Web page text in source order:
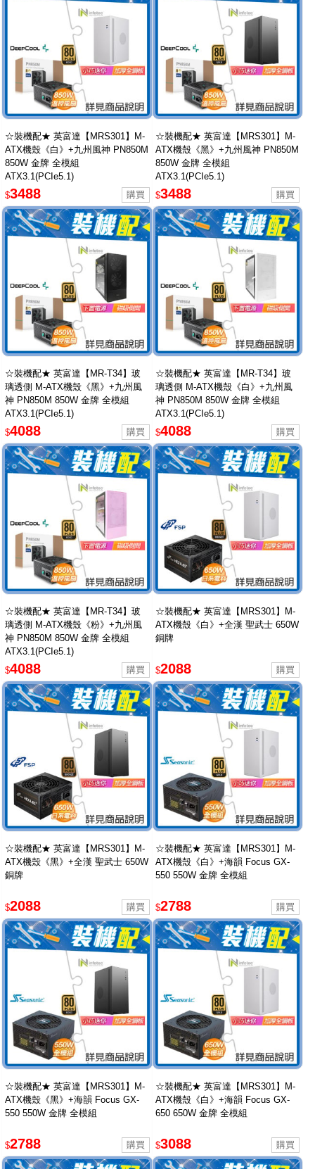
☆裝機配★ 英富達【MRS301】M-
ATX機殼《白》+九州風神 PN850M
850W 金牌 全模組
ATX3.1(PCIe5.1)
$3488
☆裝機配★ 英富達【MRS301】M-
ATX機殼《黑》+九州風神 PN850M
850W 金牌 全模組
ATX3.1(PCIe5.1)
$3488
☆裝機配★ 英富達【MR-T34】玻
璃透側 M-ATX機殼《黑》+九州風
神 PN850M 850W 金牌 全模組
ATX3.1(PCIe5.1)
$4088
☆裝機配★ 英富達【MR-T34】玻
璃透側 M-ATX機殼《白》+九州風
神 PN850M 850W 金牌 全模組
ATX3.1(PCIe5.1)
$4088
☆裝機配★ 英富達【MR-T34】玻
璃透側 M-ATX機殼《粉》+九州風
神 PN850M 850W 金牌 全模組
ATX3.1(PCIe5.1)
$4088
☆裝機配★ 英富達【MRS301】M-
ATX機殼《白》+全漢 聖武士 650W
銅牌
$2088
☆裝機配★ 英富達【MRS301】M-
ATX機殼《黑》+全漢 聖武士 650W
銅牌
$2088
☆裝機配★ 英富達【MRS301】M-
ATX機殼《白》+海韻 Focus GX-
550 550W 金牌 全模組
$2788
☆裝機配★ 英富達【MRS301】M-
ATX機殼《黑》+海韻 Focus GX-
550 550W 金牌 全模組
$2788
☆裝機配★ 英富達【MRS301】M-
ATX機殼《白》+海韻 Focus GX-
650 650W 金牌 全模組
$3088